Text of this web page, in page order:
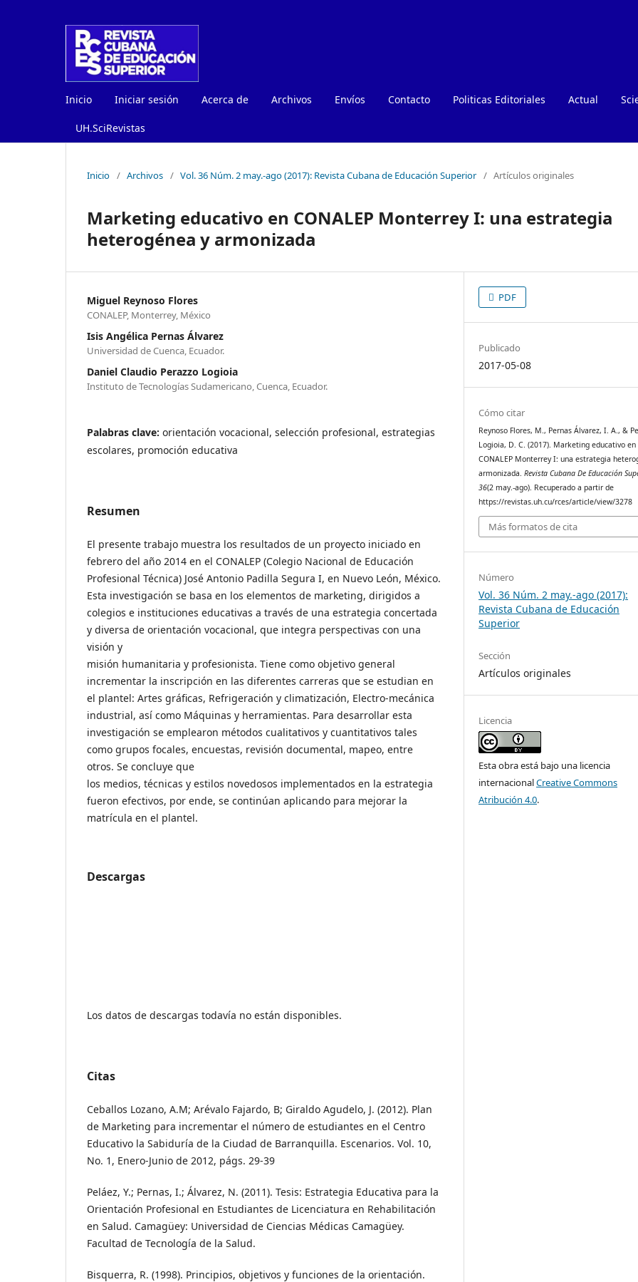
Inicio Iniciar sesión Acerca de Archivos Envíos Contacto Politicas Editoriales Actual
UH.SciRevistas
Inicio / Archivos / Vol. 36 Núm. 2 may.-ago (2017): Revista Cubana de Educación Superior / Artículos originales
Marketing educativo en CONALEP Monterrey I: una estrategia
heterogénea y armonizada
Miguel Reynoso Flores
CONALEP, Monterrey, México
Isis Angélica Pernas Álvarez
Universidad de Cuenca, Ecuador.
Daniel Claudio Perazzo Logioia
Instituto de Tecnologías Sudamericano, Cuenca, Ecuador.
Palabras clave: orientación vocacional, selección profesional, estrategias
escolares, promoción educativa
Resumen
El presente trabajo muestra los resultados de un proyecto iniciado en
febrero del año 2014 en el CONALEP (Colegio Nacional de Educación
Profesional Técnica) José Antonio Padilla Segura I, en Nuevo León, México.
Esta investigación se basa en los elementos de marketing, dirigidos a
colegios e instituciones educativas a través de una estrategia concertada
y diversa de orientación vocacional, que integra perspectivas con una
visión y
misión humanitaria y profesionista. Tiene como objetivo general
incrementar la inscripción en las diferentes carreras que se estudian en
el plantel: Artes gráficas, Refrigeración y climatización, Electro-mecánica
industrial, así como Máquinas y herramientas. Para desarrollar esta
investigación se emplearon métodos cualitativos y cuantitativos tales
como grupos focales, encuestas, revisión documental, mapeo, entre
otros. Se concluye que
los medios, técnicas y estilos novedosos implementados en la estrategia
fueron efectivos, por ende, se continúan aplicando para mejorar la
matrícula en el plantel.
Descargas
Los datos de descargas todavía no están disponibles.
Citas
Ceballos Lozano, A.M; Arévalo Fajardo, B; Giraldo Agudelo, J. (2012). Plan
de Marketing para incrementar el número de estudiantes en el Centro
Educativo la Sabiduría de la Ciudad de Barranquilla. Escenarios. Vol. 10,
No. 1, Enero-Junio de 2012, págs. 29-39
Peláez, Y.; Pernas, I.; Álvarez, N. (2011). Tesis: Estrategia Educativa para la
Orientación Profesional en Estudiantes de Licenciatura en Rehabilitación
en Salud. Camagüey: Universidad de Ciencias Médicas Camagüey.
Facultad de Tecnología de la Salud.
Bisquerra, R. (1998). Principios, objetivos y funciones de la orientación.
PDF
Publicado
2017-05-08
Cómo citar
Reynoso Flores, M., Pernas Álvarez, I. A., &
Logioia, D. C. (2017). Marketing educativo en
CONALEP Monterrey I: una estrategia
armonizada.Revista Cubana De Educación
36(2 may.-ago). Recuperado a partir de
https://revistas.uh.cu/rces/article/view/3278
Más formatos de cita
Número
Vol. 36 Núm. 2 may.-ago (2017):
Revista Cubana de Educación
Superior
Sección
Artículos originales
Licencia
Esta obra está bajo una licencia
internacionalCreative Commons
Atribución 4.0.